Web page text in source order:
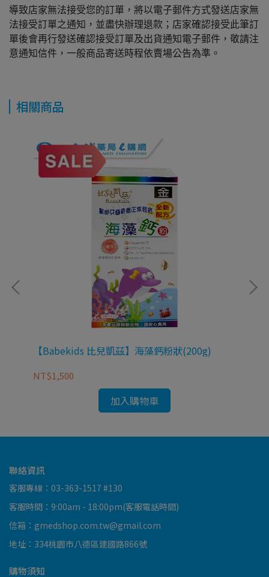
導致店家無法接受您的訂單，將以電子郵件方式發送店家無
法接受訂單之通知，並盡快辦理退款；店家確認接受此筆訂
單後會再行發送確認接受訂單及出貨通知電子郵件，敬請注
意通知信件，一般商品寄送時程依賣場公告為準。
相關商品
【Babekids 比兒凱茲】海藻鈣粉狀(200g)
NT$1,500
加入購物車
聯絡資訊
客服專線：03-363-1517 #130
客服時間：9:00am - 18:00pm(客服電話時間)
信箱：gmedshop.com.tw@gmail.com
地址：334桃園市八德區建國路866號
購物須知